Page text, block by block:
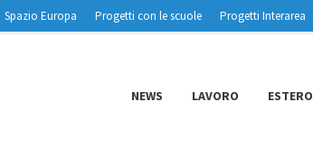
Spazio Europa Progetti con le scuole
Progetti Interarea
NEWS LAVORO ESTERO